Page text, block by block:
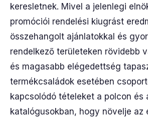
keresletnek. Mivel a jelenlegi
promóciói rendelési kiugrást
összehangolt ajánlatokkal és
rendelkező területeken rövidebb
és magasabb elégedettség
termékcsaládok esetében
kapcsolódó tételeket a polcon és
katalógusokban, hogy növelje az